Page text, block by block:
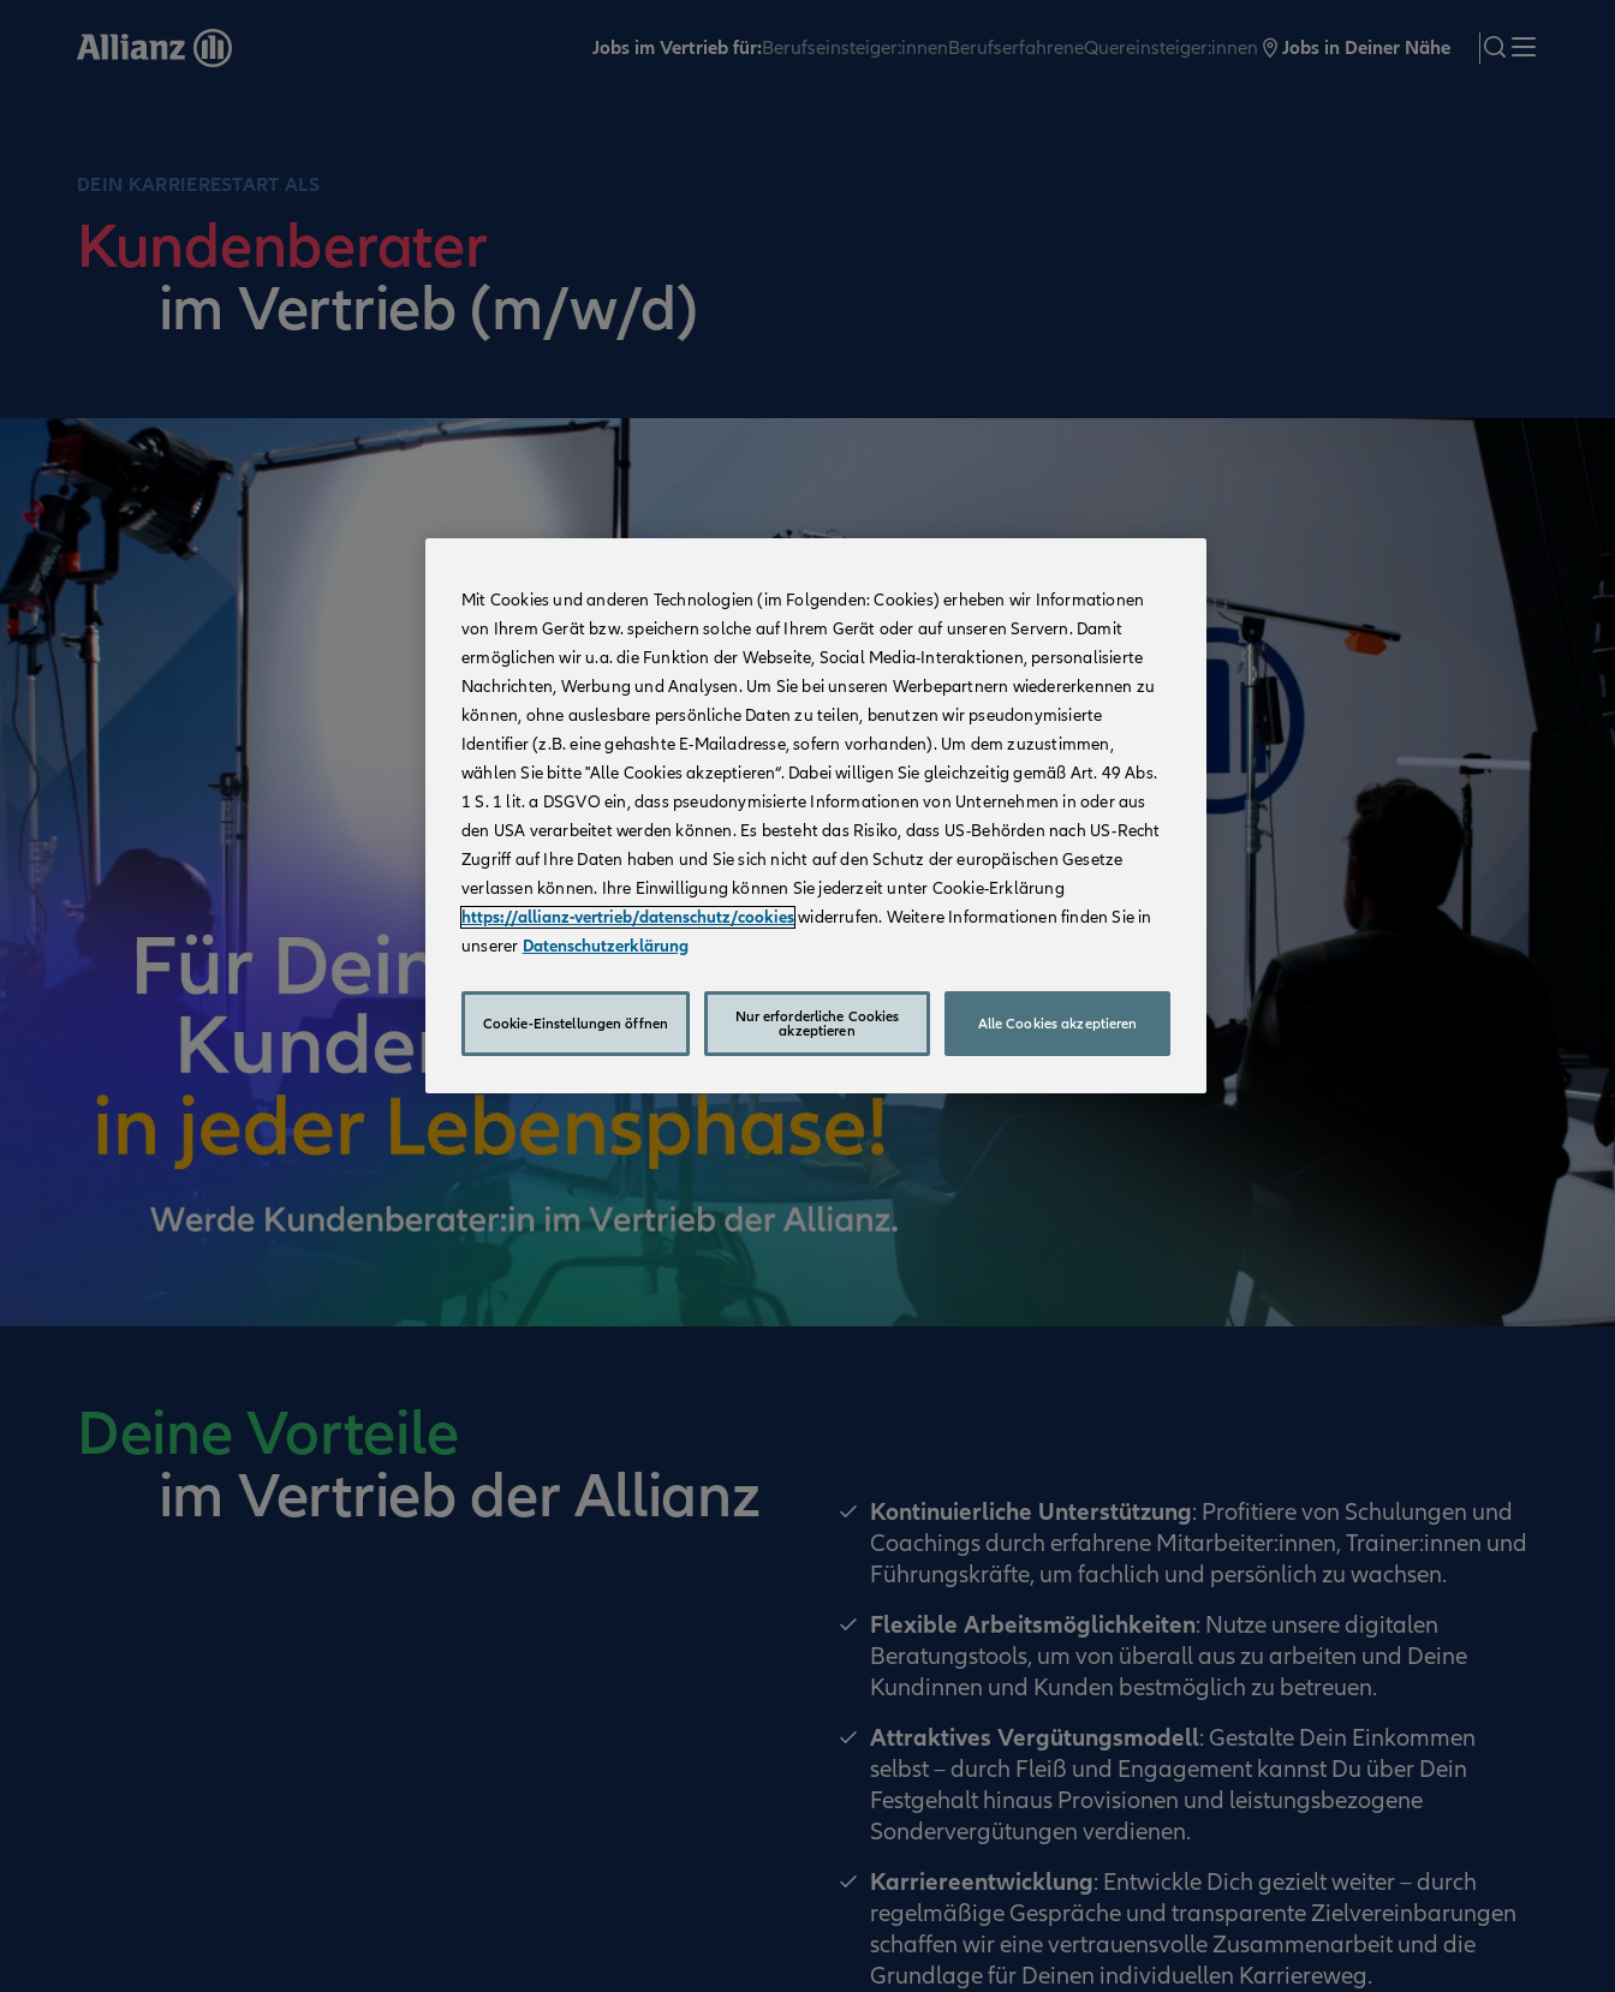
Jobs im Vertrieb für:Berufseinsteiger:innenBerufserfahreneQuereinsteiger:innen Jobs in Deiner Nähe search
DEIN KARRIERESTART ALS
Kundenberater
im Vertrieb (m/w/d)
Deine Vorteile
im Vertrieb der Allianz
Kontinuierliche Unterstützung: Profitiere von Schulungen und
Coachings durch erfahrene Mitarbeiter:innen, Trainer:innen und
Führungskräfte, um fachlich und persönlich zu wachsen.
Flexible Arbeitsmöglichkeiten: Nutze unsere digitalen
Beratungstools, um von überall aus zu arbeiten und Deine
Kundinnen und Kunden bestmöglich zu betreuen.
Attraktives Vergütungsmodell: Gestalte Dein Einkommen
selbst – durch Fleiß und Engagement kannst Du über Dein
Festgehalt hinaus Provisionen und leistungsbezogene
Sondervergütungen verdienen.
Karriereentwicklung: Entwickle Dich gezielt weiter – durch
regelmäßige Gespräche und transparente Zielvereinbarungen
schaffen wir eine vertrauensvolle Zusammenarbeit und die
Grundlage für Deinen individuellen Karriereweg.
Mit Cookies und anderen Technologien (im Folgenden: Cookies) erheben wir Informationen
von Ihrem Gerät bzw. speichern solche auf Ihrem Gerät oder auf unseren Servern. Damit
ermöglichen wir u.a. die Funktion der Webseite, Social Media-Interaktionen, personalisierte
Nachrichten, Werbung und Analysen. Um Sie bei unseren Werbepartnern wiedererkennen zu
können, ohne auslesbare persönliche Daten zu teilen, benutzen wir pseudonymisierte
Identifier (z.B. eine gehashte E-Mailadresse, sofern vorhanden). Um dem zuzustimmen,
wählen Sie bitte "Alle Cookies akzeptieren“. Dabei willigen Sie gleichzeitig gemäß Art. 49 Abs.
1 S. 1 lit. a DSGVO ein, dass pseudonymisierte Informationen von Unternehmen in oder aus
den USA verarbeitet werden können. Es besteht das Risiko, dass US-Behörden nach US-Recht
Zugriff auf Ihre Daten haben und Sie sich nicht auf den Schutz der europäischen Gesetze
verlassen können. Ihre Einwilligung können Sie jederzeit unter Cookie-Erklärung
https://allianz-vertrieb/datenschutz/cookieswiderrufen. Weitere Informationen finden Sie in
unserer Datenschutzerklärung
Cookie-Einstellungen öffnen
Nur erforderliche Cookies
akzeptieren
Alle Cookies akzeptieren